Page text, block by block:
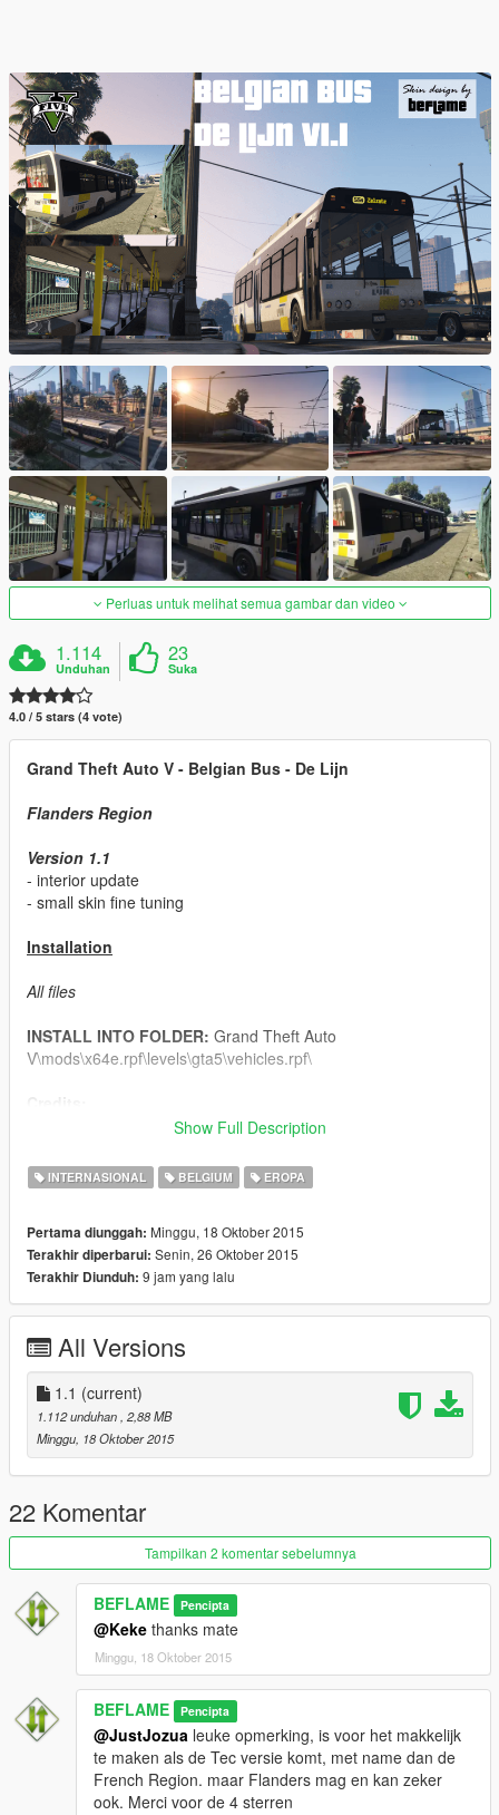
Perluas untuk melihat semua gambar dan video
1.114
Unduhan
23
Suka
4.0 / 5 stars (4 vote)
Grand Theft Auto V - Belgian Bus - De Lijn
Flanders Region
Version 1.1
- interior update
- small skin fine tuning
Installation
All files
INSTALL INTO FOLDER: Grand Theft Auto
V\mods\x64e.rpf\levels\gta5\vehicles.rpf\
Model : Rockstar Games
Skin design: Beflame
Show Full Description
INTERNASIONAL BELGIUM EROPA
Pertama diunggah: Minggu, 18 Oktober 2015
Terakhir diperbarui: Senin, 26 Oktober 2015
Terakhir Diunduh: 9 jam yang lalu
All Versions
1.1 (current)
1.112 unduhan , 2,88 MB
Minggu, 18 Oktober 2015
22 Komentar
Tampilkan 2 komentar sebelumnya
BEFLAME Pencipta
@Keke thanks mate
Minggu, 18 Oktober 2015
BEFLAME Pencipta
@JustJozua leuke opmerking, is voor het makkelijk
te maken als de Tec versie komt, met name dan de
French Region. maar Flanders mag en kan zeker
ook. Merci voor de 4 sterren